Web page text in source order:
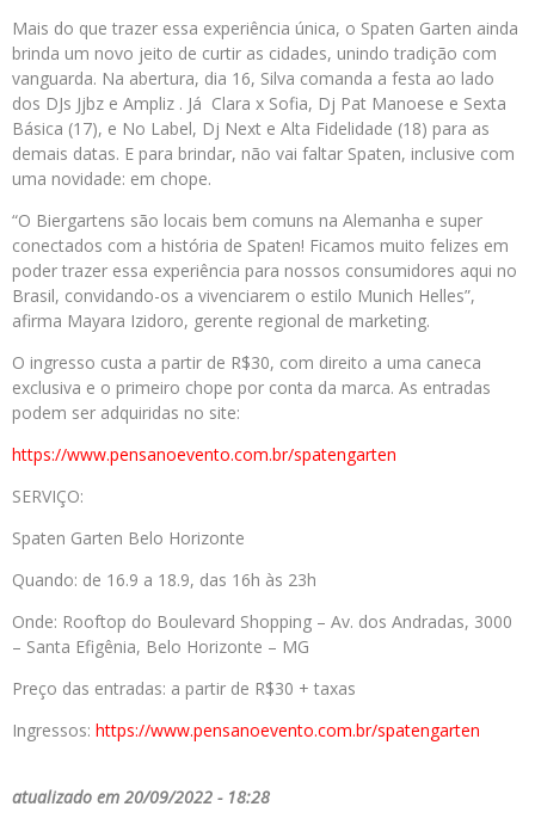
Mais do que trazer essa experiência única, o Spaten Garten ainda
brinda um novo jeito de curtir as cidades, unindo tradição com
vanguarda. Na abertura, dia 16, Silva comanda a festa ao lado
dos DJs Jjbz e Ampliz . Já Clara x Sofia, Dj Pat Manoese e Sexta
Básica (17), e No Label, Dj Next e Alta Fidelidade (18) para as
demais datas. E para brindar, não vai faltar Spaten, inclusive com
uma novidade: em chope.
“O Biergartens são locais bem comuns na Alemanha e super
conectados com a história de Spaten! Ficamos muito felizes em
poder trazer essa experiência para nossos consumidores aqui no
Brasil, convidando-os a vivenciarem o estilo Munich Helles”,
afirma Mayara Izidoro, gerente regional de marketing.
O ingresso custa a partir de R$30, com direito a uma caneca
exclusiva e o primeiro chope por conta da marca. As entradas
podem ser adquiridas no site:
https://www.pensanoevento.com.br/spatengarten
SERVIÇO:
Spaten Garten Belo Horizonte
Quando: de 16.9 a 18.9, das 16h às 23h
Onde: Rooftop do Boulevard Shopping – Av. dos Andradas, 3000
– Santa Efigênia, Belo Horizonte – MG
Preço das entradas: a partir de R$30 + taxas
Ingressos: https://www.pensanoevento.com.br/spatengarten
atualizado em 20/09/2022 - 18:28